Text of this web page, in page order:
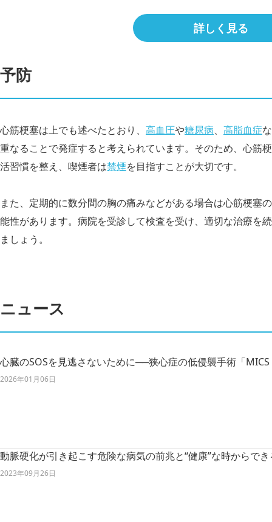
詳しく見る
予防
心筋梗塞は上でも述べたとおり、 高血圧や糖尿病、 高脂血症
重なることで発症すると考えられています。そのため、心筋
活習慣を整え、喫煙者は禁煙を目指すことが大切です。
また、定期的に数分間の胸の痛みなどがある場合は心筋梗塞
能性があります。病院を受診して検査を受け、適切な治療を
ましょう。
ニュース
心臓のSOSを見逃さないために──狭心症の低侵襲手術「MICS
2026年01月06日
動脈硬化が引き起こす危険な病気の前兆と“健康”な時からで
2023年09月26日